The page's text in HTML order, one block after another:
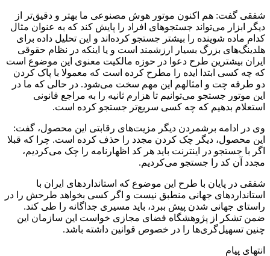
شفقی گفت: هم اکنون موتور هوش مصنوعی ما بهتر و دقیق‌تر از
دیگر ابزار می‌تواند جستجوهای افراد را پایش کند که به عنوان مثال
کدام ماده‌ شوینده را بیشتر جستجو کرده‌اند و این تحلیل داده برای
هلدینگ‌های بزرگ بسیار ارزشمند است و یا اینکه در نظام حقوقی
ایران بیشترین طرح دعوا در حوزه‌ مالکیت معنوی این موضوع است
که چه کسی ابتدا ایده را مطرح کرده است که معمولا با پاک کردن
دو طرفه‌ چت و امثالهم این مهم سخت می‌شود. در حالی که ما در
این موتور جستجو می‌توانیم تا هزارم ثانیه را به مراجع قانونی
استعلام بدهیم که چه کسی سریع‌تر جستجو کرده است.
وی در ادامه‌ برشمردن دیگر مزیت‌های رقابتی این محصول، گفت:
این محصول، دیگر چک کردن مجدد را حذف کرده است. چرا که قبلا
اگر با جستجو در اینترنت باید هر کد اظهارنامه را چک می‌کردیم،
مجدد آن کد را جستجو می‌کردیم.
شفقی در پایان با طرح این موضوع که استانداردهای ایران با
استانداردهای جهانی منطبق نیست و اگر کسی بخواهد طرحش را در
راستای جهانی شدن پیش ببرد، باید مسیری جداگانه را طی کند.
ضمن تشکر از پژوهشگاه فضای مجازی خواست این سازمان این
چنین تسهیل‌گری‌ها را در خصوص قوانین داشته باشد.
انتهای پیام